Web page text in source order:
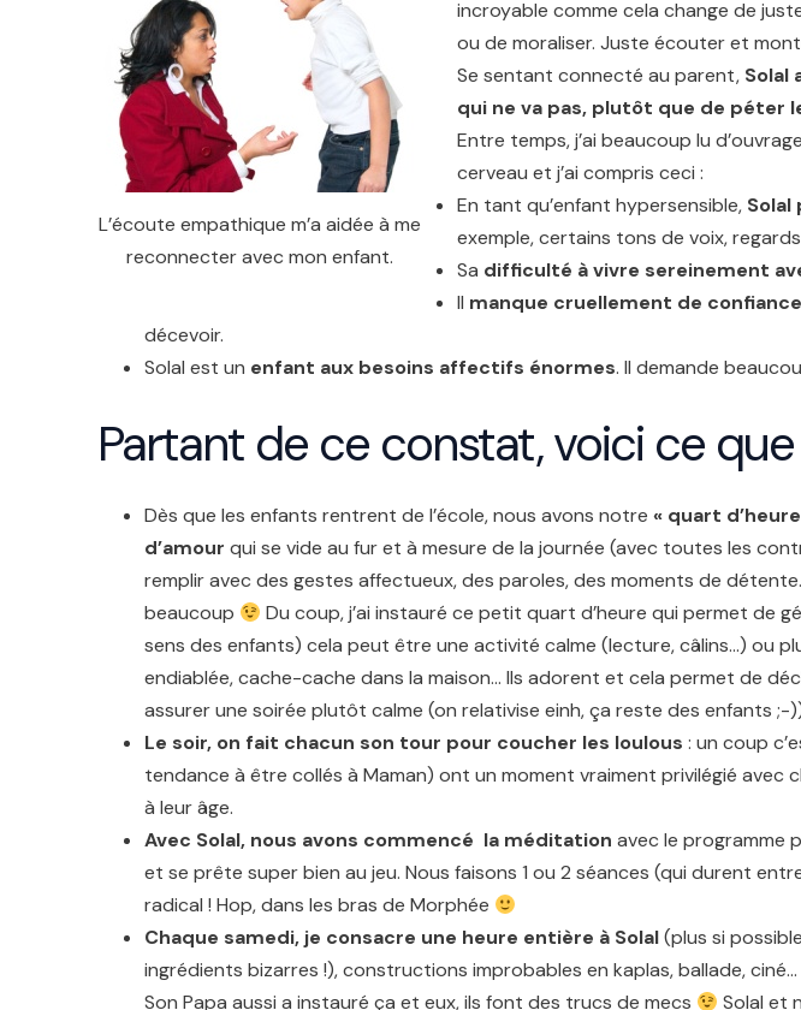
L’écoute empathique m’a aidée à me
reconnecter avec mon enfant.
incroyable comme cela change de
ou de moraliser. Juste écouter et
Se sentant connecté au parent, Solal
qui ne va pas, plutôt que de péter
Entre temps, j’ai beaucoup lu
cerveau et j’ai compris ceci :
En tant qu’enfant hypersensible,
exemple, certains tons de voix,
Sa difficulté à vivre sereinement
Il manque cruellement de
décevoir.
Solal est un enfant aux besoins affectifs énormes. Il demande
Partant de ce constat, voici ce que
Dès que les enfants rentrent de l’école, nous avons notre « quart
d’amour qui se vide au fur et à mesure de la journée (avec toutes les
remplir avec des gestes affectueux, des paroles, des moments de
beaucoup
Du coup, j’ai instauré ce petit quart d’heure qui permet de
sens des enfants) cela peut être une activité calme (lecture, câlins…) ou
endiablée, cache-cache dans la maison… Ils adorent et cela permet de
assurer une soirée plutôt calme (on relativise einh, ça reste des enfants ;-
Le soir, on fait chacun son tour pour coucher les loulous : un coup
tendance à être collés à Maman) ont un moment vraiment privilégié
à leur âge.
Avec Solal, nous avons commencé la méditation avec le programme
et se prête super bien au jeu. Nous faisons 1 ou 2 séances (qui durent
radical ! Hop, dans les bras de Morphée
Chaque samedi, je consacre une heure entière à Solal(plus si
ingrédients bizarres !), constructions improbables en kaplas, ballade,
Son Papa aussi a instauré ça et eux, ils font des trucs de mecs
Solal et